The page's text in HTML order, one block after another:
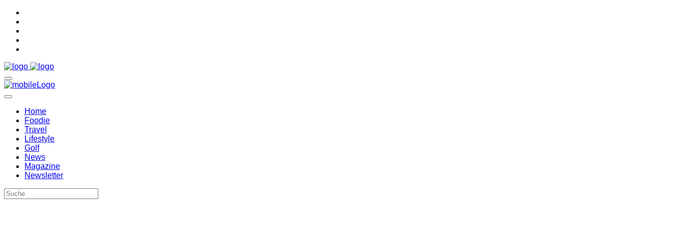
Home
Foodie
Travel
Lifestyle
Golf
News
Magazine
Newsletter